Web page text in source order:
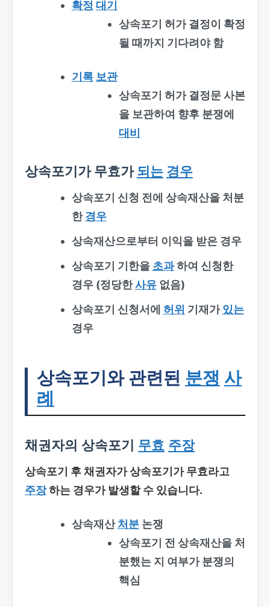
확정 대기
상속포기 허가 결정이 확정
될 때까지 기다려야 함
기록 보관
상속포기 허가 결정문 사본
을 보관하여 향후 분쟁에
대비
상속포기가 무효가되는 경우
상속포기 신청 전에 상속재산을 처분
한경우
상속재산으로부터 이익을 받은 경우
상속포기 기한을 초과하여 신청한
경우 (정당한사유없음)
상속포기 신청서에 허위 기재가있는
경우
상속포기와 관련된 분쟁 사
례
채권자의 상속포기 무효 주장
상속포기 후 채권자가 상속포기가 무효라고
주장하는 경우가 발생할 수 있습니다.
상속재산처분논쟁
상속포기 전 상속재산을 처
분했는 지 여부가 분쟁의
핵심